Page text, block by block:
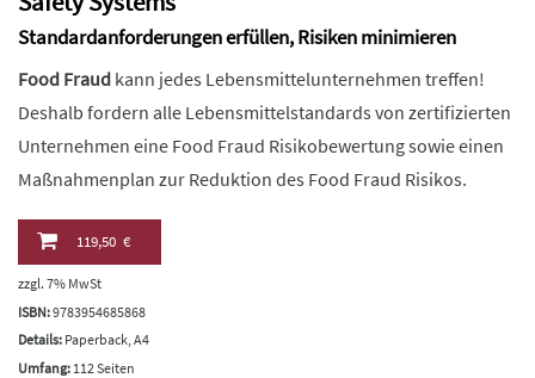
Standardanforderungen erfüllen, Risiken minimieren
Food Fraud kann jedes Lebensmittelunternehmen treffen!
Deshalb fordern alle Lebensmittelstandards von zertifizierten
Unternehmen eine Food Fraud Risikobewertung sowie einen
Maßnahmenplan zur Reduktion des Food Fraud Risikos.
119,50 €
zzgl. 7% MwSt
ISBN:9783954685868
Details: Paperback, A4
Umfang: 112 Seiten